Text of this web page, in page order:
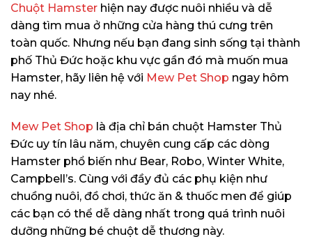
Chuột Hamster hiện nay được nuôi nhiều và dễ
dàng tìm mua ở những cửa hàng thú cưng trên
toàn quốc. Nhưng nếu bạn đang sinh sống tại thành
phố Thủ Đức hoặc khu vực gần đó mà muốn mua
Hamster, hãy liên hệ với Mew Pet Shop ngay hôm
nay nhé.
Mew Pet Shop là địa chỉ bán chuột Hamster Thủ
Đức uy tín lâu năm, chuyên cung cấp các dòng
Hamster phổ biến như Bear, Robo, Winter White,
Campbell’s. Cùng với đầy đủ các phụ kiện như
chuồng nuôi, đồ chơi, thức ăn & thuốc men để giúp
các bạn có thể dễ dàng nhất trong quá trình nuôi
dưỡng những bé chuột dễ thương này.